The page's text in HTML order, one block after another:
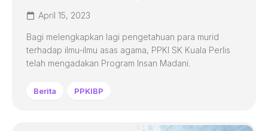
April 15, 2023
Bagi melengkapkan lagi pengetahuan para murid
terhadap ilmu-ilmu asas agama, PPKI SK Kuala Perlis
telah mengadakan Program Insan Madani.
Berita PPKIBP